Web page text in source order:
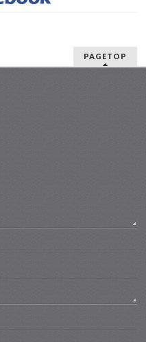
PAGETOP